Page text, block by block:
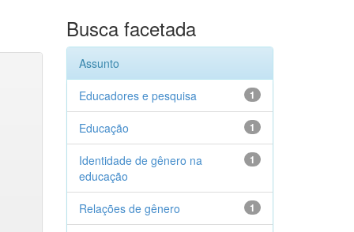
Busca facetada
Assunto
1
Educadores e pesquisa
1
Educação
1
Identidade de gênero na
educação
1
Relações de gênero